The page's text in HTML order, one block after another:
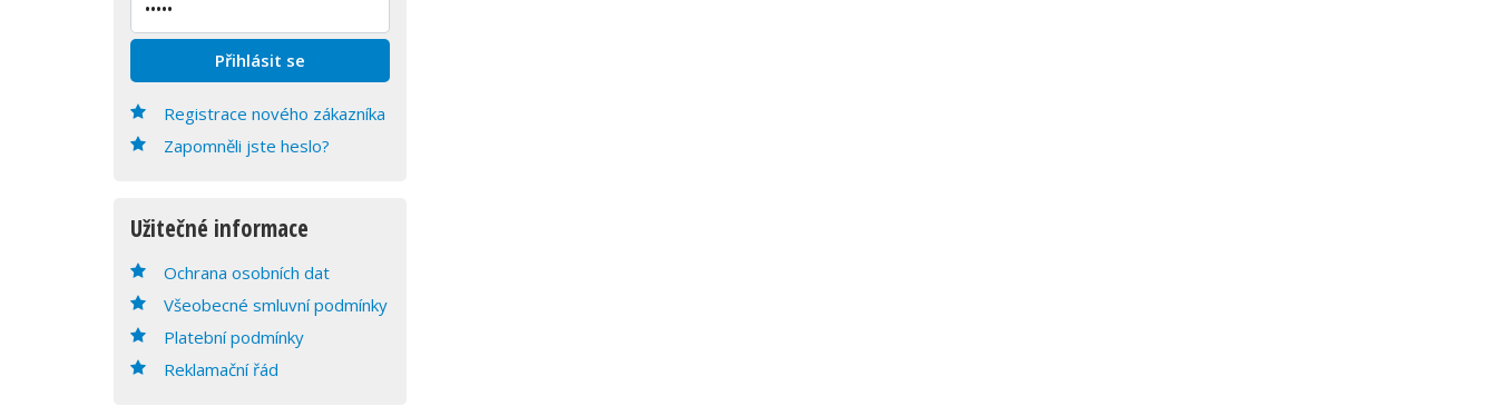
Registrace nového zákazníka
Zapomněli jste heslo?
Užitečné informace
Ochrana osobních dat
Všeobecné smluvní podmínky
Platební podmínky
Reklamační řád